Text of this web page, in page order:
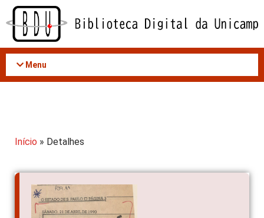
Acessar
conteúdo
Menu
Início » Detalhes